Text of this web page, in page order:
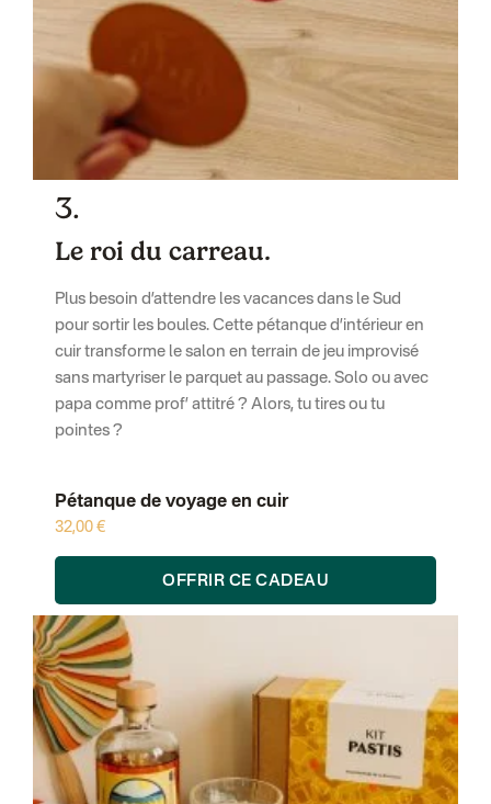
3.
Le roi du carreau.
Plus besoin d’attendre les vacances dans le Sud
pour sortir les boules. Cette pétanque d’intérieur en
cuir transforme le salon en terrain de jeu improvisé
sans martyriser le parquet au passage. Solo ou avec
papa comme prof’ attitré ? Alors, tu tires ou tu
pointes ?
Pétanque de voyage en cuir
32,00 €
OFFRIR CE CADEAU